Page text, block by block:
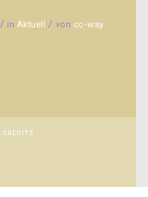
/ in Aktuell / von cc-way
CREDITS